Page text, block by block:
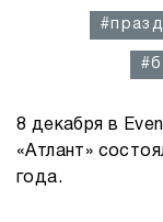
8 декабря в
«Атлант»
года.